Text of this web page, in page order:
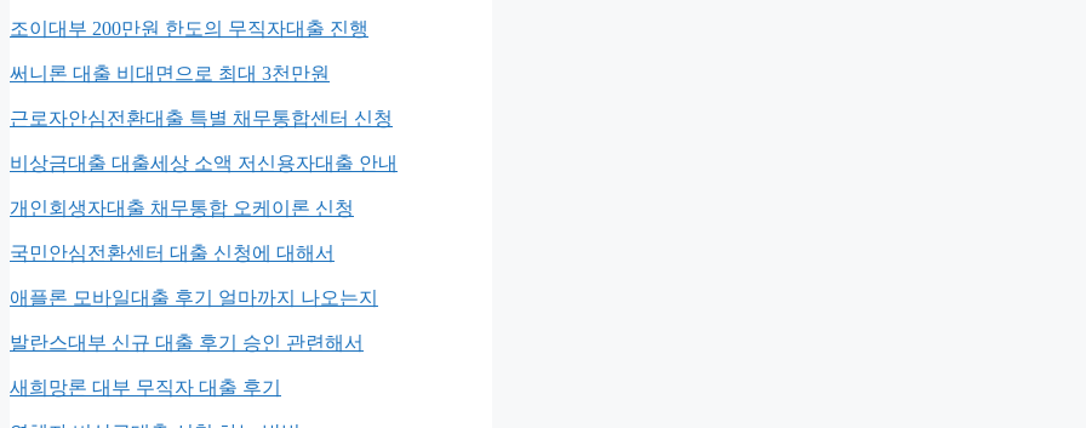
조이대부 200만원 한도의 무직자대출 진행
써니론 대출 비대면으로 최대 3천만원
근로자안심전환대출 특별 채무통합센터 신청
비상금대출 대출세상 소액 저신용자대출 안내
개인회생자대출 채무통합 오케이론 신청
국민안심전환센터 대출 신청에 대해서
애플론 모바일대출 후기 얼마까지 나오는지
발란스대부 신규 대출 후기 승인 관련해서
새희망론 대부 무직자 대출 후기